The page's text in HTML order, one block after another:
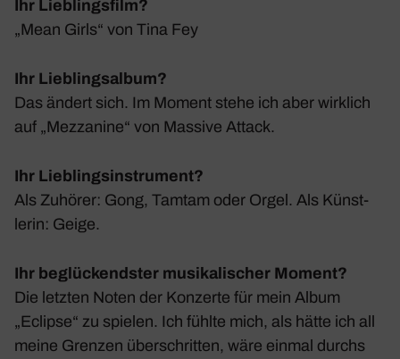
Ihr Lieblingsfilm?
„Mean Girls“ von Tina Fey
Ihr Lieblingsalbum?
Das ändert sich. Im Moment stehe ich aber wirk­lich
auf „Mezza­nine“ von Massive Attack.
Ihr Lieblingsinstrument?
Als Zuhörer: Gong, Tamtam oder Orgel. Als Künst­
lerin: Geige.
Ihr beglückendster musikalischer Moment?
Die letzten Noten der Konzerte für mein Album
„Eclipse“ zu spielen. Ich fühlte mich, als hätte ich all
meine Grenzen über­schritten, wäre einmal durchs